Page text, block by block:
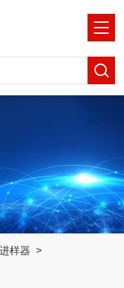
进样器 >